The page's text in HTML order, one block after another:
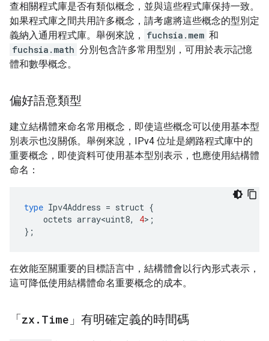
查相關程式庫是否有類似概念，並與這些程式庫保持一致。
如果程式庫之間共用許多概念，請考慮將這些概念的型別定
義納入通用程式庫。舉例來說，
fuchsia.mem 和
fuchsia.math 分別包含許多常用型別，可用於表示記憶
體和數學概念。
偏好語意類型
建立結構體來命名常用概念，即使這些概念可以使用基本型
別表示也沒關係。舉例來說，IPv4 位址是網路程式庫中的
重要概念，即使資料可使用基本型別表示，也應使用結構體
命名：
type Ipv4Address = struct {
octets array<uint8, 4> ;
};
在效能至關重要的目標語言中，結構體會以行內形式表示，
這可降低使用結構體命名重要概念的成本。
「zx . Time 」有明確定義的時間碼